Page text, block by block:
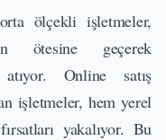
ölçekli işletmeler,
ötesine geçerek
Online satış
işletmeler, hem yerel
yakalıyor. Bu